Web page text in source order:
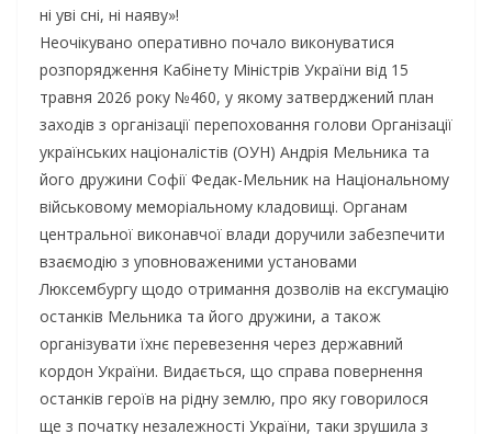
ні уві сні, ні наяву»!
Неочікувано оперативно почало виконуватися
розпорядження Кабінету Міністрів України від 15
травня 2026 року №460, у якому затверджений план
заходів з організації перепоховання голови Організації
українських націоналістів (ОУН) Андрія Мельника та
його дружини Софії Федак-Мельник на Національному
військовому меморіальному кладовищі. Органам
центральної виконавчої влади доручили забезпечити
взаємодію з уповноваженими установами
Люксембургу щодо отримання дозволів на ексгумацію
останків Мельника та його дружини, а також
організувати їхнє перевезення через державний
кордон України. Видається, що справа повернення
останків героїв на рідну землю, про яку говорилося
ще з початку незалежності України, таки зрушила з